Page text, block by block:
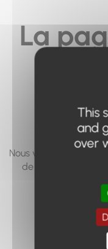
La
vous
Nous vous invitons à
de page, ou à
This
and
over